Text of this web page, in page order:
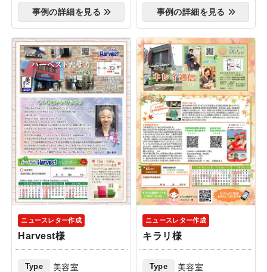
事例の詳細を見る 事例の詳細を見る
ニュースレター作成
Harvest様
Type 美容室
ニュースレター作成
キラリ様
Type 美容室